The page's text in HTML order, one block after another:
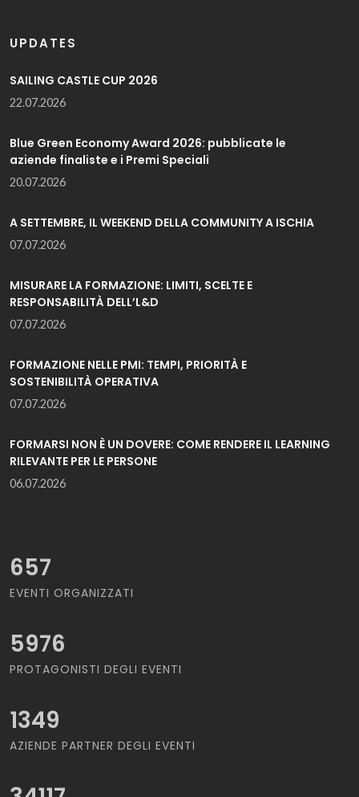
UPDATES
SAILING CASTLE CUP 2026
22.07.2026
Blue Green Economy Award 2026: pubblicate le
aziende finaliste e i Premi Speciali
20.07.2026
A SETTEMBRE, IL WEEKEND DELLA COMMUNITY A ISCHIA
07.07.2026
MISURARE LA FORMAZIONE: LIMITI, SCELTE E
RESPONSABILITÀ DELL’L&D
07.07.2026
FORMAZIONE NELLE PMI: TEMPI, PRIORITÀ E
SOSTENIBILITÀ OPERATIVA
07.07.2026
FORMARSI NON È UN DOVERE: COME RENDERE IL LEARNING
RILEVANTE PER LE PERSONE
06.07.2026
657
EVENTI ORGANIZZATI
5976
PROTAGONISTI DEGLI EVENTI
1349
AZIENDE PARTNER DEGLI EVENTI